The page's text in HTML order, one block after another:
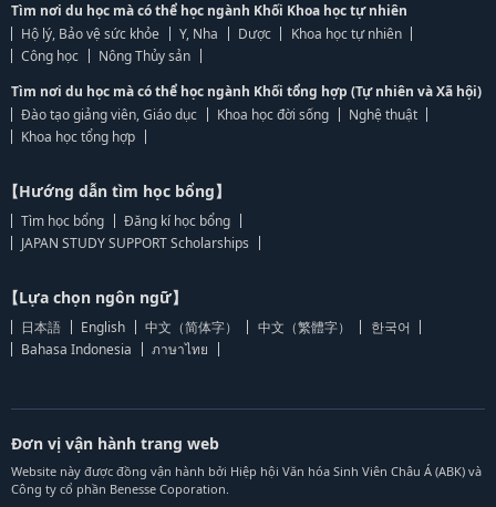
Tìm nơi du học mà có thể học ngành Khối Khoa học tự nhiên
Hộ lý, Bảo vệ sức khỏe
Y, Nha Dược
Khoa học tự nhiên
Công học
Nông Thủy sản
Tìm nơi du học mà có thể học ngành Khối tổng hợp (Tự nhiên và Xã hội)
Đào tạo giảng viên, Giáo dục
Khoa học đời sống
Nghệ thuật
Khoa học tổng hợp
【Hướng dẫn tìm học bổng】
Tìm học bổng
Đăng kí học bổng
JAPAN STUDY SUPPORT Scholarships
【Lựa chọn ngôn ngữ】
日本語 English 中文（简体字） 中文（繁體字）
한국어
Bahasa Indonesia
ภาษาไทย
Đơn vị vận hành trang web
Website này được đồng vận hành bởi Hiệp hội Văn hóa Sinh Viên Châu Á (ABK) và
Công ty cổ phần Benesse Coporation.